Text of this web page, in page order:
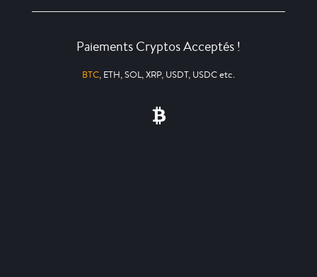
Paiements Cryptos Acceptés !
BTC, ETH, SOL, XRP, USDT, USDC etc.